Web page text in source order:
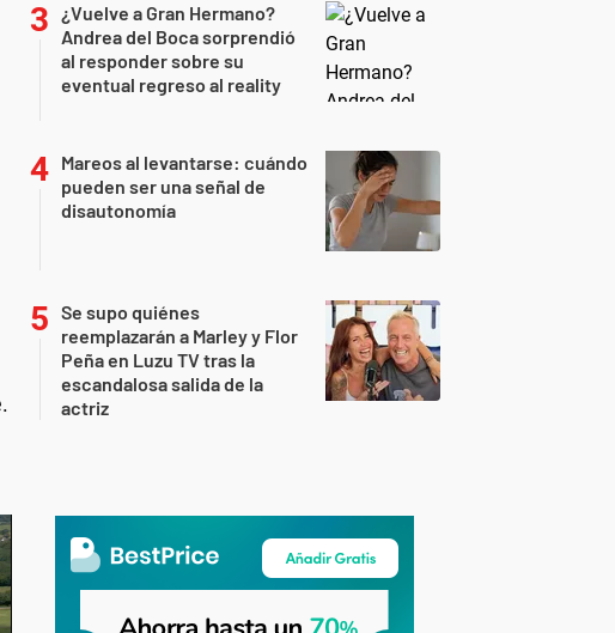
¿Vuelve a Gran Hermano?
Andrea del Boca sorprendió
al responder sobre su
eventual regreso al reality
Mareos al levantarse: cuándo
pueden ser una señal de
disautonomía
Se supo quiénes
reemplazarán a Marley y Flor
Peña en Luzu TV tras la
escandalosa salida de la
actriz